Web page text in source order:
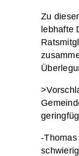
Zu
lebhafte
-